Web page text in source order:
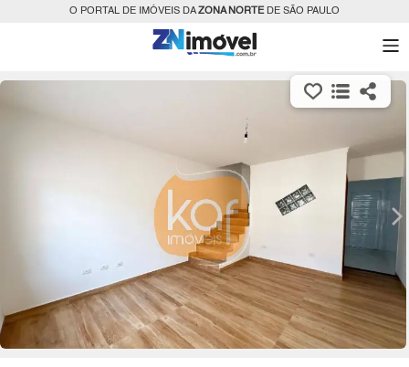
O PORTAL DE IMÓVEIS DAZONA NORTEDE SÃO PAULO